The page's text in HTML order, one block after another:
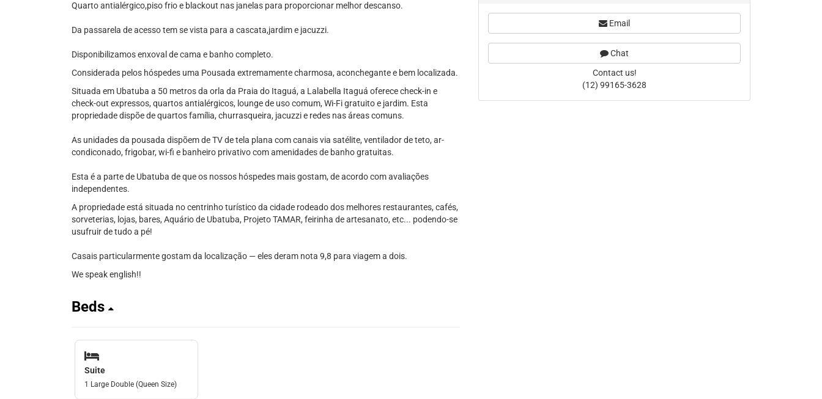
Quarto antialérgico,piso frio e blackout nas janelas para proporcionar melhor descanso.
Da passarela de acesso tem se vista para a cascata,jardim e jacuzzi.
Disponibilizamos enxoval de cama e banho completo.
Considerada pelos hóspedes uma Pousada extremamente charmosa, aconchegante e bem localizada.
Situada em Ubatuba a 50 metros da orla da Praia do Itaguá, a Lalabella Itaguá oferece check-in e
check-out expressos, quartos antialérgicos, lounge de uso comum, Wi-Fi gratuito e jardim. Esta
propriedade dispõe de quartos família, churrasqueira, jacuzzi e redes nas áreas comuns.
As unidades da pousada dispõem de TV de tela plana com canais via satélite, ventilador de teto, ar-
condiconado, frigobar, wi-fi e banheiro privativo com amenidades de banho gratuitas.
Esta é a parte de Ubatuba de que os nossos hóspedes mais gostam, de acordo com avaliações
independentes.
A propriedade está situada no centrinho turístico da cidade rodeado dos melhores restaurantes, cafés,
sorveterias, lojas, bares, Aquário de Ubatuba, Projeto TAMAR, feirinha de artesanato, etc... podendo-se
usufruir de tudo a pé!
Casais particularmente gostam da localização — eles deram nota 9,8 para viagem a dois.
We speak english!!
Beds
Suite
1 Large Double (Queen Size)
Email
Chat
Contact us!
(12) 99165-3628